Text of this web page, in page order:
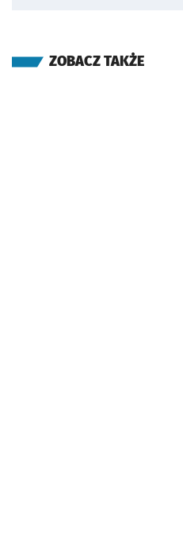
ZOBACZ TAKŻE